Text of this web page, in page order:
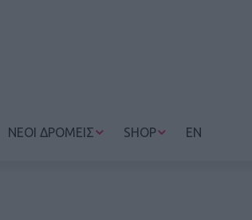
ΝΕΟΙ ΔΡΟΜΕΙΣ SHOP EN